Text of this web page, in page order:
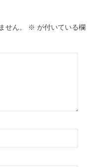
せん。 ※ が付いている欄